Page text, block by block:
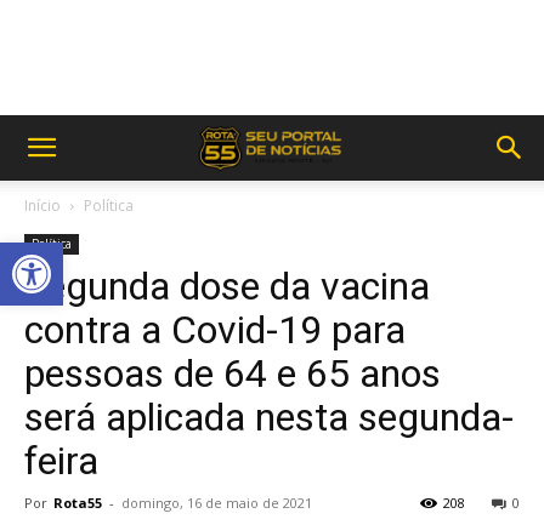
Abrir a barra de ferramentas
Início Política
Política
Segunda dose da vacina
contra a Covid-19 para
pessoas de 64 e 65 anos
será aplicada nesta segunda-
feira
Por Rota55 - domingo, 16 de maio de 2021 0
208